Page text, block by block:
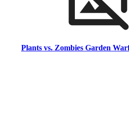
Plants vs. Zombies Garden